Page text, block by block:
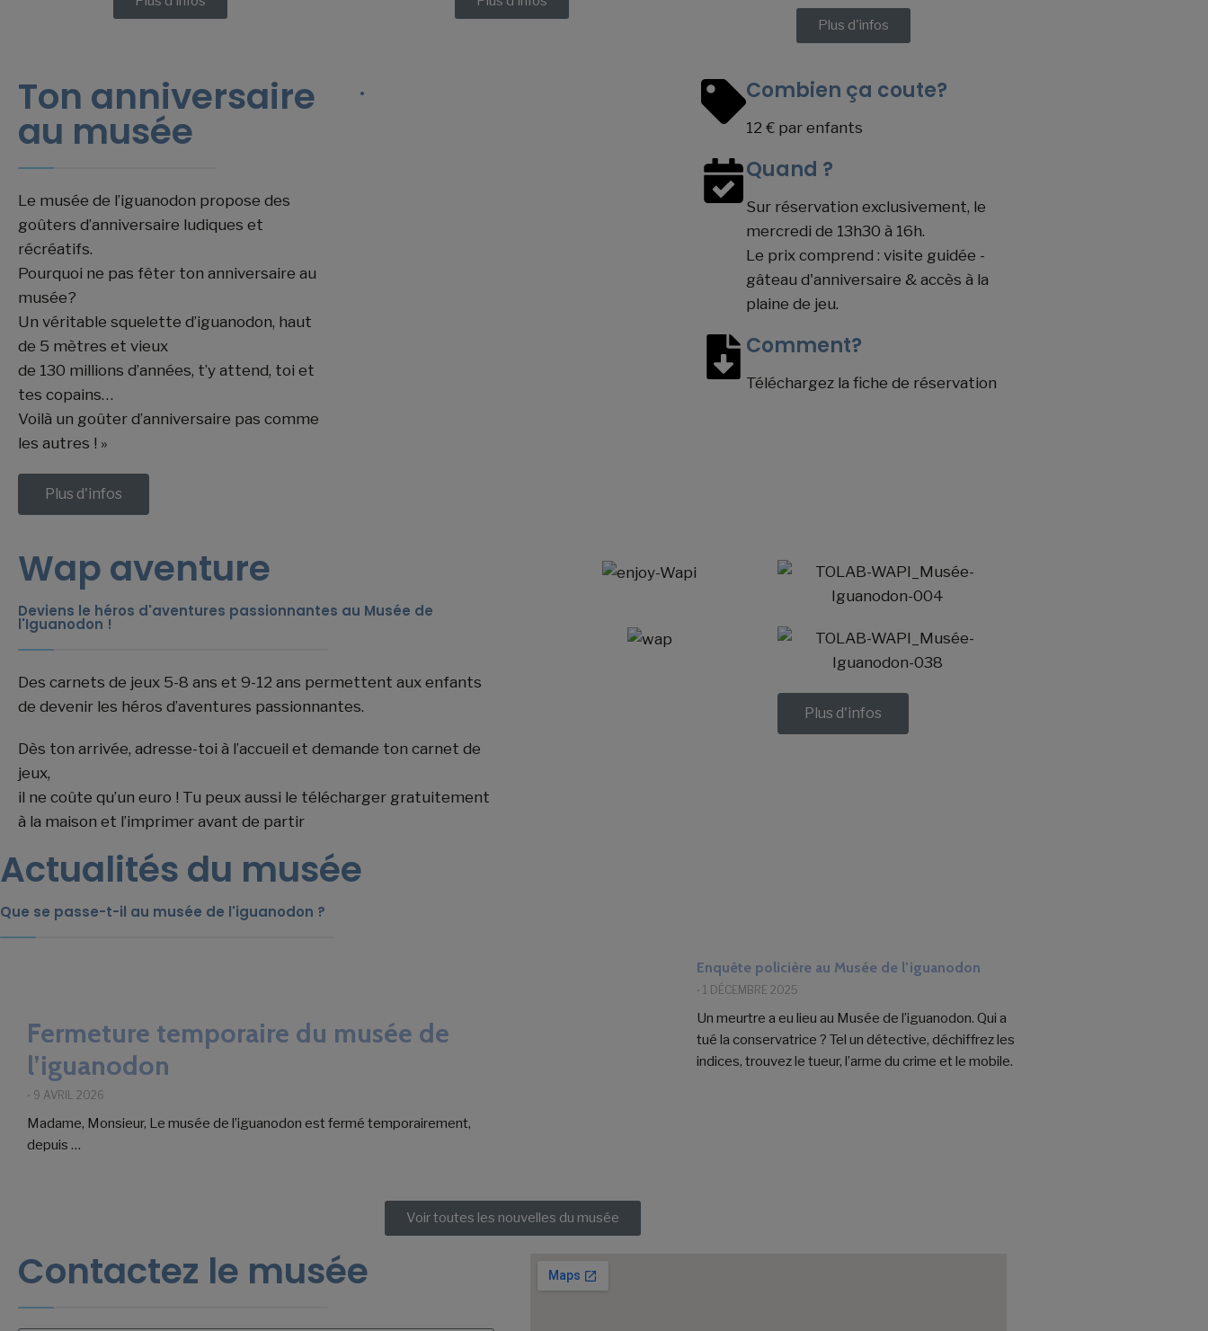
Plus d'infos
Ton anniversaire
au musée
Le musée de l’iguanodon propose des
goûters d’anniversaire ludiques et
récréatifs.
Pourquoi ne pas fêter ton anniversaire au
musée?
Un véritable squelette d’iguanodon, haut
de 5 mètres et vieux
de 130 millions d’années, t’y attend, toi et
tes copains…
Voilà un goûter d’anniversaire pas comme
les autres ! »
Plus d'infos
. Combien ça coute?
12 € par enfants
Quand ?
Sur réservation exclusivement, le
mercredi de 13h30 à 16h.
Le prix comprend : visite guidée -
gâteau d'anniversaire & accès à la
plaine de jeu.
Comment?
Téléchargez la fiche de réservation
Wap aventure
Deviens le héros d'aventures passionnantes au Musée de
l'Iguanodon !
Des carnets de jeux 5-8 ans et 9-12 ans permettent aux enfants
de devenir les héros d’aventures passionnantes.
Dès ton arrivée, adresse-toi à l’accueil et demande ton carnet de
jeux,
il ne coûte qu’un euro ! Tu peux aussi le télécharger gratuitement
à la maison et l’imprimer avant de partir
Plus d'infos
Actualités du musée
Que se passe-t-il au musée de l'iguanodon ?
Fermeture temporaire du musée de
l’iguanodon
⋅ 9 AVRIL 2026
Madame, Monsieur, Le musée de l’iguanodon est fermé temporairement,
depuis …
Enquête policière au Musée de l’iguanodon
⋅ 1 DÉCEMBRE 2025
Un meurtre a eu lieu au Musée de l’iguanodon. Qui a
tué la conservatrice ? Tel un détective, déchiffrez les
indices, trouvez le tueur, l’arme du crime et le mobile.
Voir toutes les nouvelles du musée
Contactez le musée